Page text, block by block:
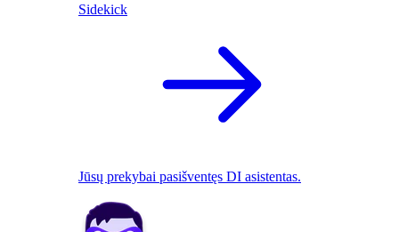
Sidekick
Jūsų prekybai pasišventęs DI asistentas.